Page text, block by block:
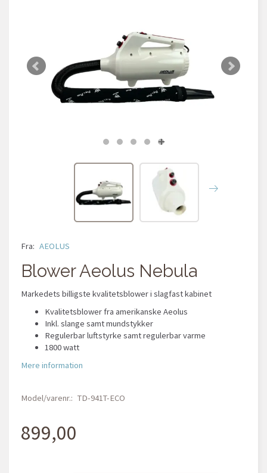
Fra: AEOLUS
Blower Aeolus Nebula
Markedets billigste kvalitetsblower i slagfast kabinet
Kvalitetsblower fra amerikanske Aeolus
Inkl. slange samt mundstykker
Regulerbar luftstyrke samt regulerbar varme
1800 watt
Mere information
Model/varenr.: TD-941T-ECO
899,00